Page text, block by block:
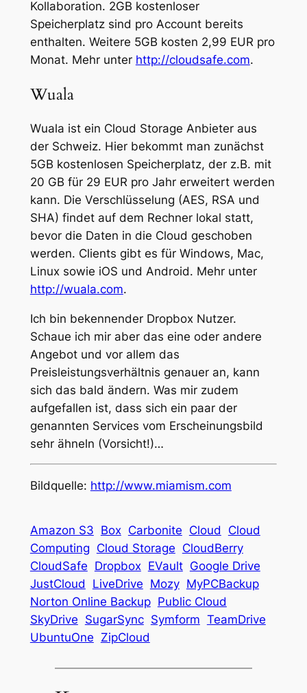
Kollaboration. 2GB kostenloser
Speicherplatz sind pro Account bereits
enthalten. Weitere 5GB kosten 2,99 EUR pro
Monat. Mehr unter http://cloudsafe.com.
Wuala
Wuala ist ein Cloud Storage Anbieter aus
der Schweiz. Hier bekommt man zunächst
5GB kostenlosen Speicherplatz, der z.B. mit
20 GB für 29 EUR pro Jahr erweitert werden
kann. Die Verschlüsselung (AES, RSA und
SHA) findet auf dem Rechner lokal statt,
bevor die Daten in die Cloud geschoben
werden. Clients gibt es für Windows, Mac,
Linux sowie iOS und Android. Mehr unter
http://wuala.com.
Ich bin bekennender Dropbox Nutzer.
Schaue ich mir aber das eine oder andere
Angebot und vor allem das
Preisleistungsverhältnis genauer an, kann
sich das bald ändern. Was mir zudem
aufgefallen ist, dass sich ein paar der
genannten Services vom Erscheinungsbild
sehr ähneln (Vorsicht!)…
Bildquelle: http://www.miamism.com
Amazon S3 Box Carbonite Cloud
Cloud
Computing Cloud Storage CloudBerry
CloudSafe Dropbox EVault Google Drive
JustCloud
LiveDrive Mozy MyPCBackup
Norton Online Backup Public Cloud
SkyDrive SugarSync Symform TeamDrive
UbuntuOne ZipCloud